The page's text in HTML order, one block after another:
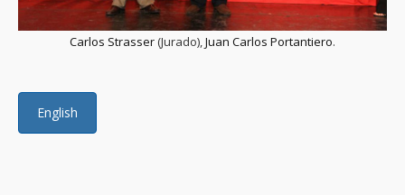
Carlos Strasser(Jurado),Juan Carlos Portantiero.
English